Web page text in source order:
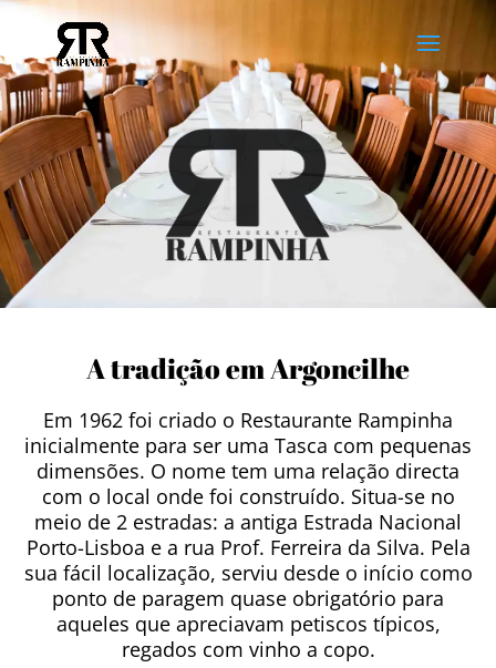
A tradição em Argoncilhe
Em 1962 foi criado o Restaurante Rampinha
inicialmente para ser uma Tasca com pequenas
dimensões. O nome tem uma relação directa
com o local onde foi construído. Situa-se no
meio de 2 estradas: a antiga Estrada Nacional
Porto-Lisboa e a rua Prof. Ferreira da Silva. Pela
sua fácil localização, serviu desde o início como
ponto de paragem quase obrigatório para
aqueles que apreciavam petiscos típicos,
regados com vinho a copo.